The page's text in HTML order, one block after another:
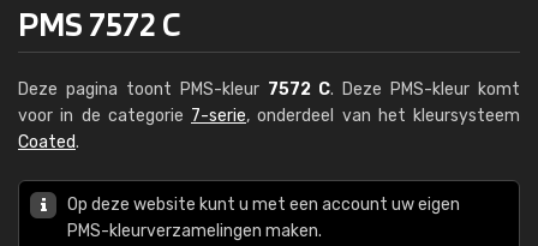
PMS 7572 C
Deze pagina toont PMS-kleur 7572 C. Deze PMS-kleur komt
voor in de categorie 7-serie, onderdeel van het kleursysteem
Coated.
Op deze website kunt u met een account uw eigen
PMS-kleurverzamelingen maken.